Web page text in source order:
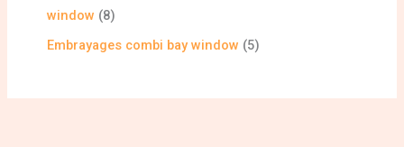
window
8
Embrayages combi bay window
5